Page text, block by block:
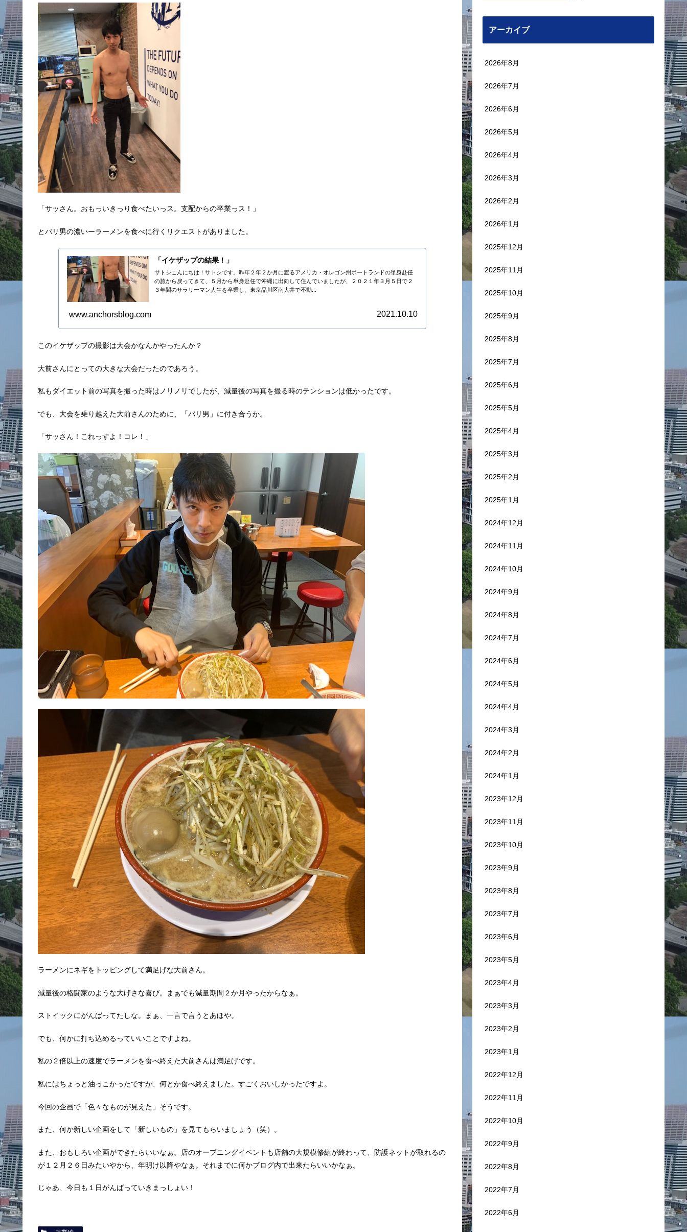
「サッさん。おもっいきっり食べたいっス。支配からの卒業っス！」
とバリ男の濃いーラーメンを食べに行くリクエストがありました。
「イケザップの結果！」
サトシこんにちは！サトシです。昨年２年２か月に渡るアメリカ・オレゴン州ポートランドの単身赴任
の旅から戻ってきて、５月から単身赴任で沖縄に出向して住んでいましたが、２０２１年３月５日で２
３年間のサラリーマン人生を卒業し、東京品川区南大井で不動...
www.anchorsblog.com 2021.10.10
このイケザップの撮影は大会かなんかやったんか？
大前さんにとっての大きな大会だったのであろう。
私もダイエット前の写真を撮った時はノリノリでしたが、減量後の写真を撮る時のテンションは低かったです。
でも、大会を乗り越えた大前さんのために、「バリ男」に付き合うか。
「サッさん！これっすよ！コレ！」
ラーメンにネギをトッピングして満足げな大前さん。
減量後の格闘家のような大げさな喜び。まぁでも減量期間２か月やったからなぁ。
ストイックにがんばってたしな。まぁ、一言で言うとあほや。
でも、何かに打ち込めるっていいことですよね。
私の２倍以上の速度でラーメンを食べ終えた大前さんは満足げです。
私にはちょっと油っこかったですが、何とか食べ終えました。すごくおいしかったですよ。
今回の企画で「色々なものが見えた」そうです。
また、何か新しい企画をして「新しいもの」を見てもらいましょう（笑）。
また、おもしろい企画ができたらいいなぁ。店のオープニングイベントも店舗の大規模修繕が終わって、防護ネットが取れるの
が１２月２６日みたいやから、年明け以降やなぁ。それまでに何かブログ内で出来たらいいかなぁ。
じゃあ、今日も１日がんばっていきまっしょい！
アーカイブ
2026年8月
2026年7月
2026年6月
2026年5月
2026年4月
2026年3月
2026年2月
2026年1月
2025年12月
2025年11月
2025年10月
2025年9月
2025年8月
2025年7月
2025年6月
2025年5月
2025年4月
2025年3月
2025年2月
2025年1月
2024年12月
2024年11月
2024年10月
2024年9月
2024年8月
2024年7月
2024年6月
2024年5月
2024年4月
2024年3月
2024年2月
2024年1月
2023年12月
2023年11月
2023年10月
2023年9月
2023年8月
2023年7月
2023年6月
2023年5月
2023年4月
2023年3月
2023年2月
2023年1月
2022年12月
2022年11月
2022年10月
2022年9月
2022年8月
2022年7月
2022年6月